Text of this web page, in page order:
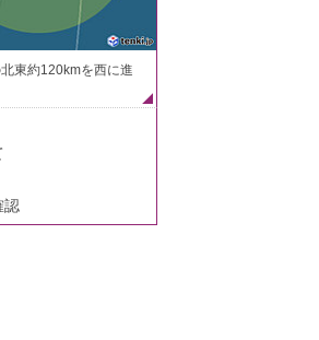
東約120kmを西に進
認